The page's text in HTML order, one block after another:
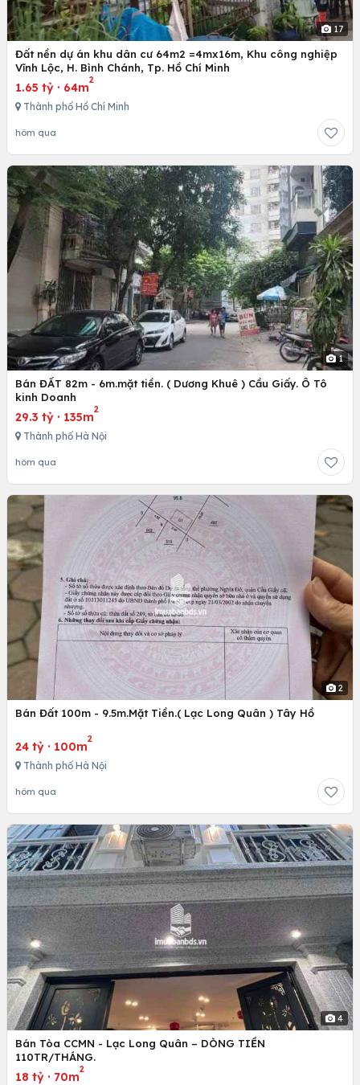
17
Đất nền dự án khu dân cư 64m2 =4mx16m, Khu công nghiệp
Vĩnh Lộc, H. Bình Chánh, Tp. Hồ Chí Minh
1.65 tỷ · 64m
2
Thành phố Hồ Chí Minh
hôm qua
1
Bán ĐẤT 82m - 6m.mặt tiền. ( Dương Khuê ) Cầu Giấy. Ô Tô
kinh Doanh
29.3 tỷ · 135m
2
Thành phố Hà Nội
hôm qua
2
Bán Đất 100m - 9.5m.Mặt Tiền.( Lạc Long Quân ) Tây Hồ
24 tỷ · 100m
2
Thành phố Hà Nội
hôm qua
4
Bán Tòa CCMN - Lạc Long Quân – DÒNG TIỀN
110TR/THÁNG.
18 tỷ · 70m
2